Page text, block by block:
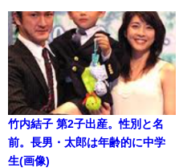
竹内結子 第2子出産。性別と名
前。長男・太郎は年齢的に中学
生(画像)